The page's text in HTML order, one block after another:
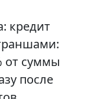
кредит
от суммы
после